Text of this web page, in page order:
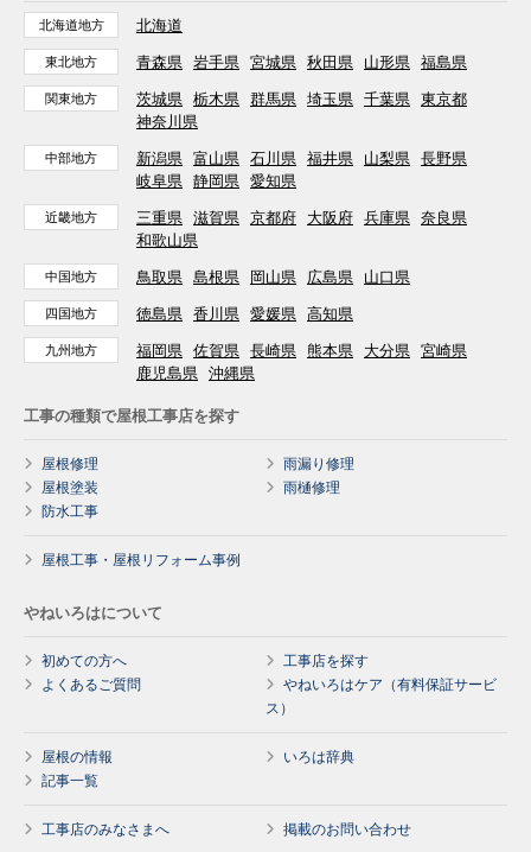
北海道地方 北海道
東北地方 青森県 岩手県 宮城県 秋田県 山形県 福島県
関東地方 茨城県 栃木県 群馬県 埼玉県 千葉県 東京都
神奈川県
中部地方 新潟県 富山県 石川県 福井県 山梨県 長野県
岐阜県 静岡県 愛知県
近畿地方 三重県 滋賀県 京都府 大阪府 兵庫県 奈良県
和歌山県
中国地方 鳥取県 島根県 岡山県 広島県 山口県
四国地方 徳島県 香川県 愛媛県 高知県
九州地方 福岡県 佐賀県 長崎県 熊本県 大分県 宮崎県
鹿児島県 沖縄県
工事の種類で屋根工事店を探す
屋根修理
雨漏り修理
屋根塗装
雨樋修理
防水工事
屋根工事・屋根リフォーム事例
やねいろはについて
初めての方へ
工事店を探す
よくあるご質問
やねいろはケア（有料保証サービ
ス）
屋根の情報
いろは辞典
記事一覧
工事店のみなさまへ 掲載のお問い合わせ